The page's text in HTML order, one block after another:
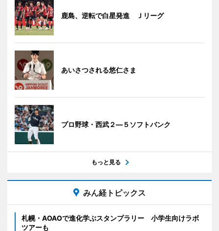
鹿島、逆転で白星発進 Ｊリーグ
あいさつされる悠仁さま
プロ野球・西武２―５ソフトバンク
もっと見る
みん経トピックス
札幌・AOAOで進化学ぶスタンプラリー 小学生向けラボ
ツアーも